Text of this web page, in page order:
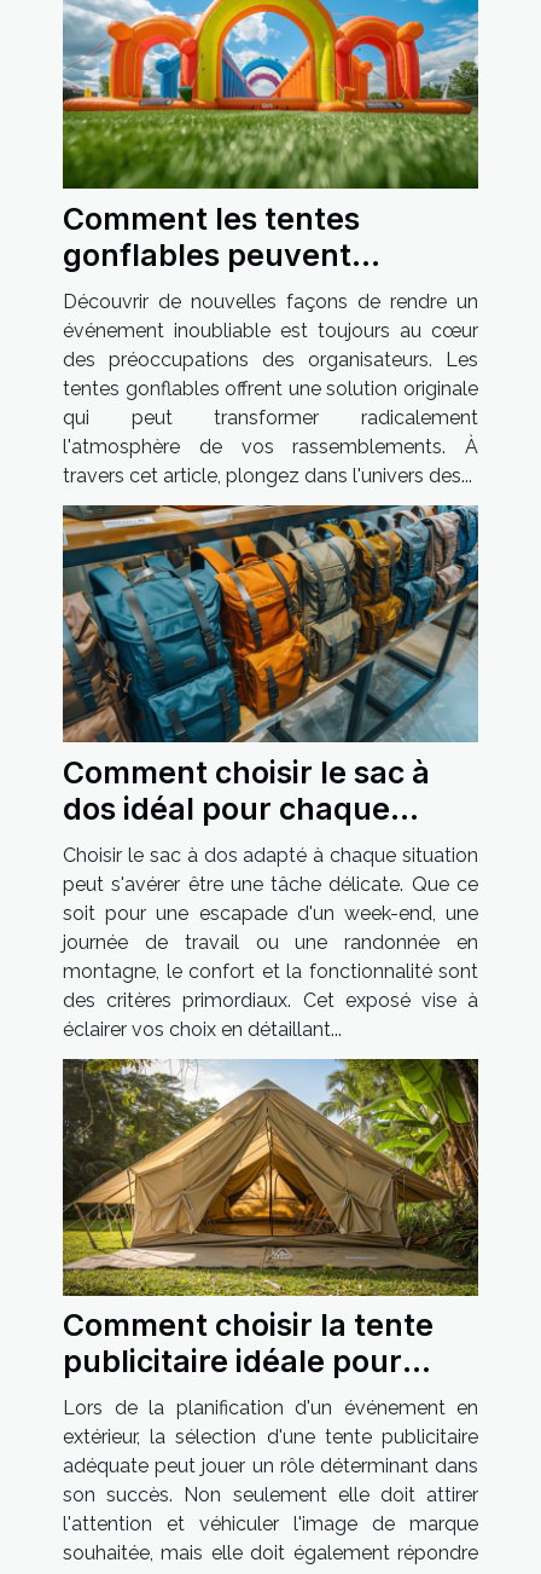
Comment les tentes
gonflables peuvent
dynamiser vos événements
Découvrir de nouvelles façons de rendre un
événement inoubliable est toujours au cœur
des préoccupations des organisateurs. Les
tentes gonflables offrent une solution originale
qui peut transformer radicalement
l'atmosphère de vos rassemblements. À
travers cet article, plongez dans l'univers des...
Comment choisir le sac à
dos idéal pour chaque
occasion
Choisir le sac à dos adapté à chaque situation
peut s'avérer être une tâche délicate. Que ce
soit pour une escapade d'un week-end, une
journée de travail ou une randonnée en
montagne, le confort et la fonctionnalité sont
des critères primordiaux. Cet exposé vise à
éclairer vos choix en détaillant...
Comment choisir la tente
publicitaire idéale pour
votre événement extérieur
Lors de la planification d'un événement en
extérieur, la sélection d'une tente publicitaire
adéquate peut jouer un rôle déterminant dans
son succès. Non seulement elle doit attirer
l'attention et véhiculer l'image de marque
souhaitée, mais elle doit également répondre